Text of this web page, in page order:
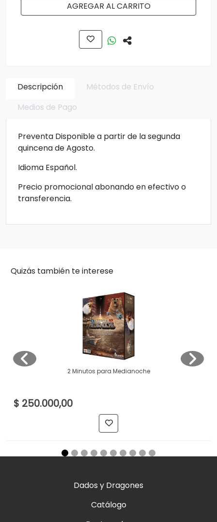
AGREGAR AL CARRITO
Descripción
Métodos de Envío
Medios de Pago
Preventa Disponible a partir de la segunda
quincena de Agosto.
Idioma Español.
Precio promocional abonando en efectivo o
transferencia.
Quizás también te interese
2 Minutos para Medianoche
$ 250.000,00
Dados y Dragones
Catálogo